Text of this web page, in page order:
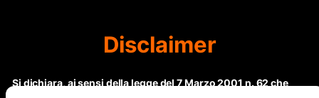
Disclaimer
Si dichiara, ai sensi della legge del 7 Marzo 2001 n. 62 che